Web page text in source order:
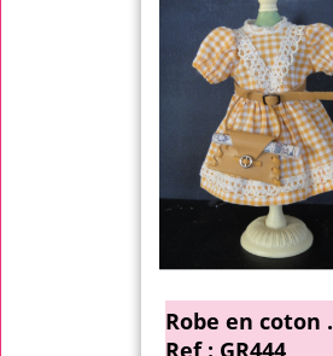
Robe en coton .
Ref : GR444